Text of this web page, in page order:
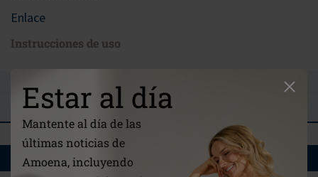
Estar al día
Mantente al día de las
últimas noticias de
Amoena, incluyendo
Enlace
Instrucciones de uso
INGRESE SU PREGUNTA
OPINIONES
QUIZAS LE INTERESE